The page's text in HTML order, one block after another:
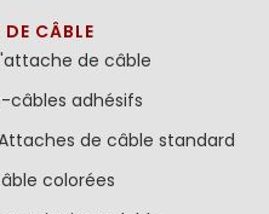
CÂBLE
de câble
câbles adhésifs
de câble standard
colorées